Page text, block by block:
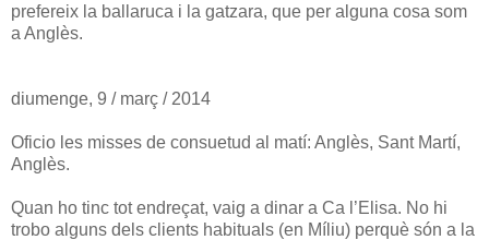
prefereix la ballaruca i la gatzara, que per alguna cosa som
a Anglès.
diumenge, 9 / març / 2014
Oficio les misses de consuetud al matí: Anglès, Sant Martí,
Anglès.
Quan ho tinc tot endreçat, vaig a dinar a Ca l’Elisa. No hi
trobo alguns dels clients habituals (en Míliu) perquè són a la